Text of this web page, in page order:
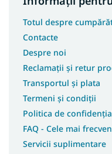
Totul despre
Contacte
Despre noi
Reclamații și retur
Transportul și plata
Termeni și condiții
Politica de
FAQ - Cele mai
Servicii suplimentare